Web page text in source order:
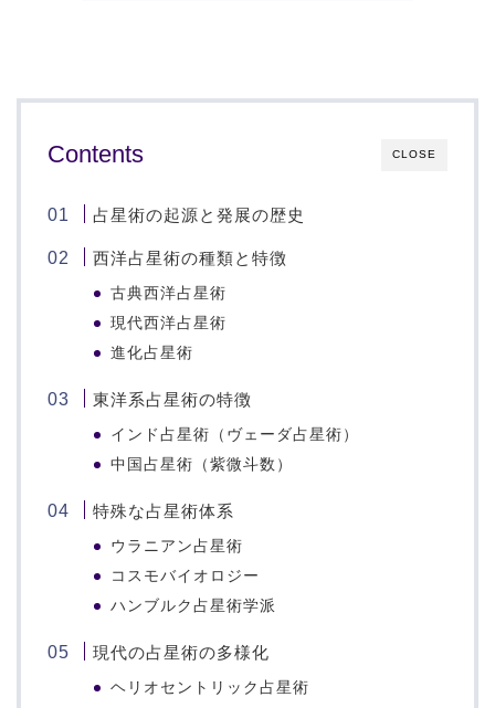
CLOSE
Contents
占星術の起源と発展の歴史
西洋占星術の種類と特徴
古典西洋占星術
現代西洋占星術
進化占星術
東洋系占星術の特徴
インド占星術（ヴェーダ占星術）
中国占星術（紫微斗数）
特殊な占星術体系
ウラニアン占星術
コスモバイオロジー
ハンブルク占星術学派
現代の占星術の多様化
ヘリオセントリック占星術